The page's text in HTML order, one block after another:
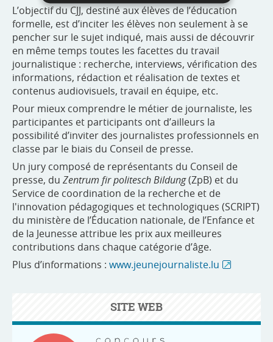
L’objectif du CJJ, destiné aux élèves de l’éducation
formelle, est d’inciter les élèves non seulement à se
pencher sur le sujet indiqué, mais aussi de découvrir
en même temps toutes les facettes du travail
journalistique : recherche, interviews, vérification des
informations, rédaction et réalisation de textes et
contenus audiovisuels, travail en équipe, etc.
Pour mieux comprendre le métier de journaliste, les
participantes et participants ont d’ailleurs la
possibilité d’inviter des journalistes professionnels en
classe par le biais du Conseil de presse.
Un jury composé de représentants du Conseil de
presse, du Zentrum fir politesch Bildung(ZpB) et du
Service de coordination de la recherche et de
l'innovation pédagogiques et technologiques (SCRIPT)
du ministère de l’Éducation nationale, de l’Enfance et
de la Jeunesse attribue les prix aux meilleures
contributions dans chaque catégorie d’âge.
Plus d’informations : www.jeunejournaliste.lu
SITE WEB